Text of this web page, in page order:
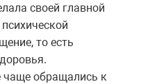
своей главной
то есть
чаще обращались к